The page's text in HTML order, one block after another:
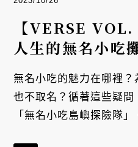
【VERSE
人生的無名小吃
無名小吃的魅力在哪裡
也不取名？循著這些疑
「無名小吃島嶼探險隊」